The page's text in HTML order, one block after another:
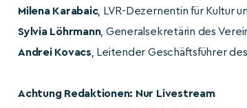
Milena Karabaic, LVR-Dezernentin für Kultur
Sylvia Löhrmann, Generalsekretärin des
Andrei Kovacs , Leitender Geschäftsführer
Achtung Redaktionen: Nur Livestream